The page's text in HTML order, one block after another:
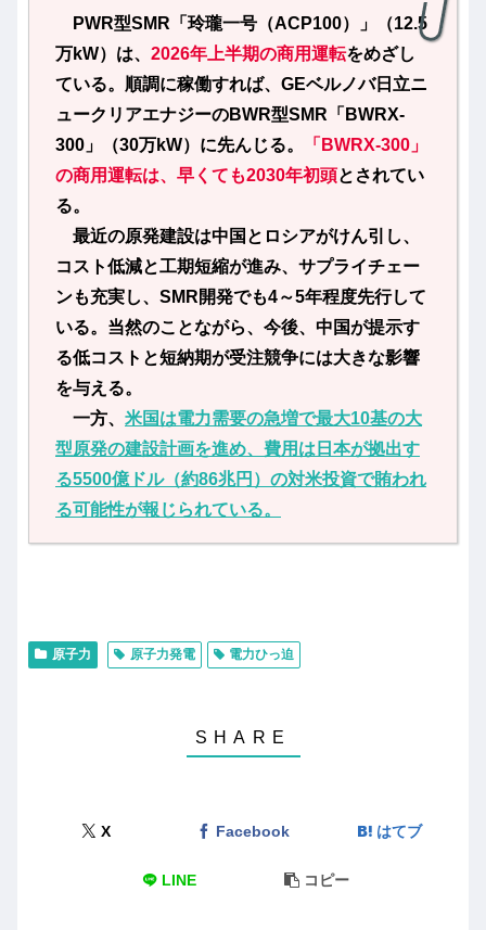
PWR型SMR「玲瓏一号（ACP100）」（12.5
万kW）は、 2026年上半期の商用運転をめざし
ている。順調に稼働すれば、GEベルノバ日立ニ
ュークリアエナジーのBWR型SMR「BWRX-
300」（30万kW）に先んじる。
「BWRX-300」
の商用運転は、早くても2030年初頭とされてい
る。
最近の原発建設は中国とロシアがけん引し、
コスト低減と工期短縮が進み、サプライチェー
ンも充実し、SMR開発でも4～5年程度先行して
いる。当然のことながら、今後、中国が提示す
る低コストと短納期が受注競争には大きな影響
を与える。
一方、 米国は電力需要の急増で最大10基の大
型原発の建設計画を進め、費用は日本が拠出す
る5500億ドル（約86兆円）の対米投資で賄われ
る可能性が報じられている。
原子力 原子力発電 電力ひっ迫
X Facebook はてブ
LINE コピー